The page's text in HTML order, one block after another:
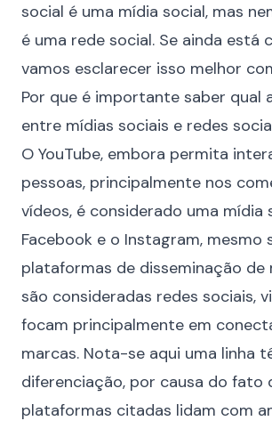
social é uma mídia social, mas
é uma rede social. Se ainda está
vamos esclarecer isso melhor
Por que é importante saber qual
entre mídias sociais e redes
O YouTube, embora permita
pessoas, principalmente nos
vídeos, é considerado uma mídia
Facebook e o Instagram, mesmo
plataformas de disseminação de
são consideradas redes sociais,
focam principalmente em
marcas. Nota-se aqui uma linha
diferenciação, por causa do fato
plataformas citadas lidam com